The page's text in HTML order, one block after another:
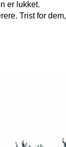
er lukket.
Trist for dem,